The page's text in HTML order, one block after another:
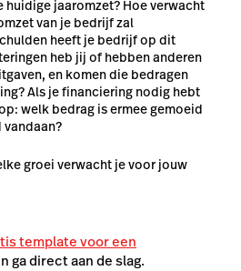
huidige jaaromzet? Hoe verwacht
van je bedrijf zal
heeft je bedrijf op dit
heb jij of hebben anderen
en komen die bedragen
Als je financiering nodig hebt
welk bedrag is ermee gemoeid
groei verwacht je voor jouw
template voor een
ga direct aan de slag.